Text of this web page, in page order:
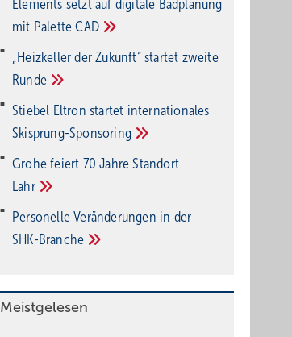
Elements setzt auf di­gi­ta­le Bad­pla­nung
mit PaletteCAD
„Heizkeller der Zu­kunft“ star­tet zwei­te
Run­de
Stiebel Eltron startet internatio­nales
Ski­sprung-Spon­soring
Grohe feiert 70 Jahre Standort
Lahr
Personelle Veränderungen in der
SHK-Branche
Meistgelesen